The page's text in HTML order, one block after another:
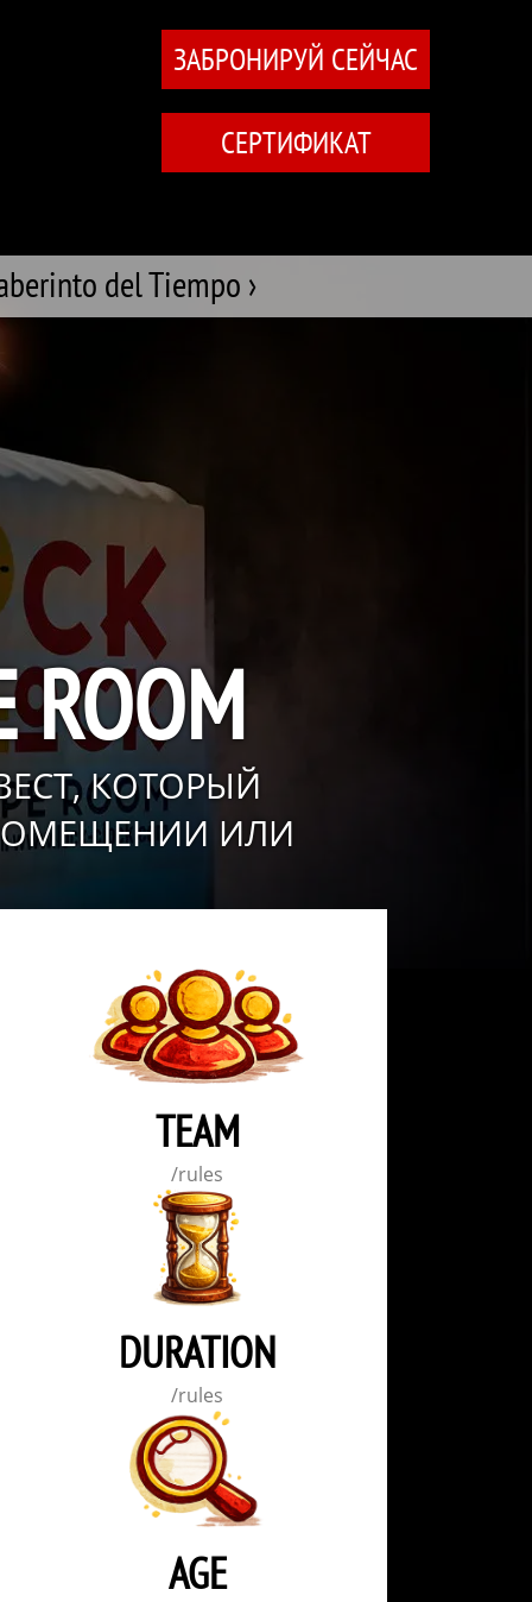
ЗАБРОНИРУЙ СЕЙЧАС
СЕРТИФИКАТ
del Tiempo ›
КОТОРЫЙ
ИЛИ
TEAM
/rules
DURATION
/rules
AGE